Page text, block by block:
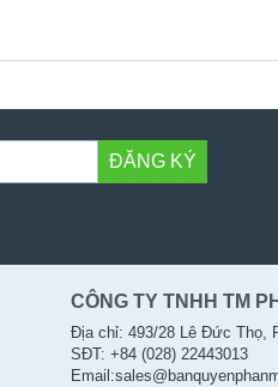
ĐĂNG KÝ
CÔNG TY TNHH TM
Địa chỉ: 493/28 Lê Đức Thọ,
SĐT: +84 (028) 22443013